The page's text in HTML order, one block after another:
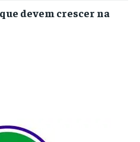
devem crescer na